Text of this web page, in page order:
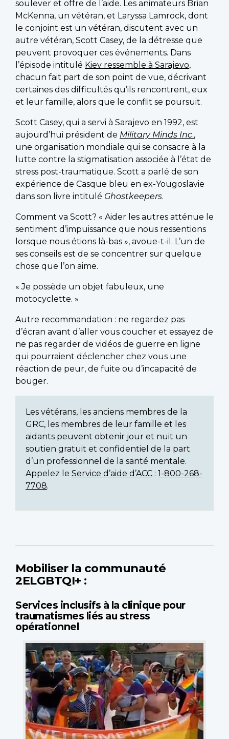
soulever et offre de l’aide. Les animateurs Brian
McKenna, un vétéran, et Laryssa Lamrock, dont
le conjoint est un vétéran, discutent avec un
autre vétéran, Scott Casey, de la détresse que
peuvent provoquer ces événements. Dans
l’épisode intitulé Kiev ressemble à Sarajevo,
chacun fait part de son point de vue, décrivant
certaines des difficultés qu’ils rencontrent, eux
et leur famille, alors que le conflit se poursuit.
Scott Casey, qui a servi à Sarajevo en 1992, est
aujourd’hui président de Military Minds Inc.,
une organisation mondiale qui se consacre à la
lutte contre la stigmatisation associée à l’état de
stress post-traumatique. Scott a parlé de son
expérience de Casque bleu en ex-Yougoslavie
dans son livre intitulé Ghostkeepers.
Comment va Scott? « Aider les autres atténue le
sentiment d’impuissance que nous ressentions
lorsque nous étions là-bas », avoue-t-il. L’un de
ses conseils est de se concentrer sur quelque
chose que l’on aime.
« Je possède un objet fabuleux, une
motocyclette. »
Autre recommandation : ne regardez pas
d’écran avant d’aller vous coucher et essayez de
ne pas regarder de vidéos de guerre en ligne
qui pourraient déclencher chez vous une
réaction de peur, de fuite ou d’incapacité de
bouger.
Les vétérans, les anciens membres de la
GRC, les membres de leur famille et les
aidants peuvent obtenir jour et nuit un
soutien gratuit et confidentiel de la part
d’un professionnel de la santé mentale.
Appelez le Service d’aide d’ACC : 1-800-268-
7708.
Mobiliser la communauté
2ELGBTQI+ :
Services inclusifs à la clinique pour
traumatismes liés au stress
opérationnel